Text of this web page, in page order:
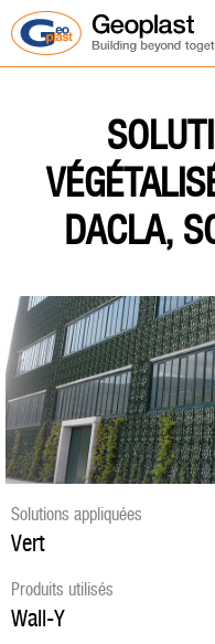
DACLA,
Solutions appliquées
Vert
Produits utilisés
Wall-Y